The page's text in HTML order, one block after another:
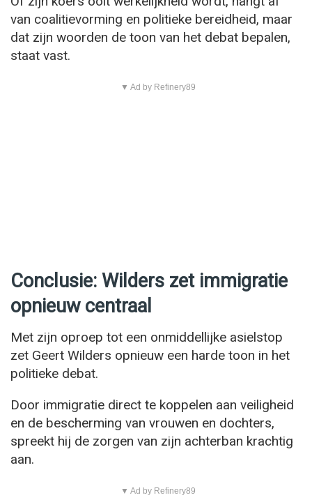
van coalitievorming en politieke bereidheid, maar
dat zijn woorden de toon van het debat bepalen,
staat vast.
▼ Ad by Refinery89
Conclusie: Wilders zet immigratie
opnieuw centraal
Met zijn oproep tot een onmiddellijke asielstop
zet Geert Wilders opnieuw een harde toon in het
politieke debat.
Door immigratie direct te koppelen aan veiligheid
en de bescherming van vrouwen en dochters,
spreekt hij de zorgen van zijn achterban krachtig
aan.
▼ Ad by Refinery89